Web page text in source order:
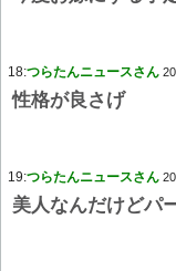
18:つらたんニュースさん
性格が良さげ
19:つらたんニュースさん
美人なんだけどパ